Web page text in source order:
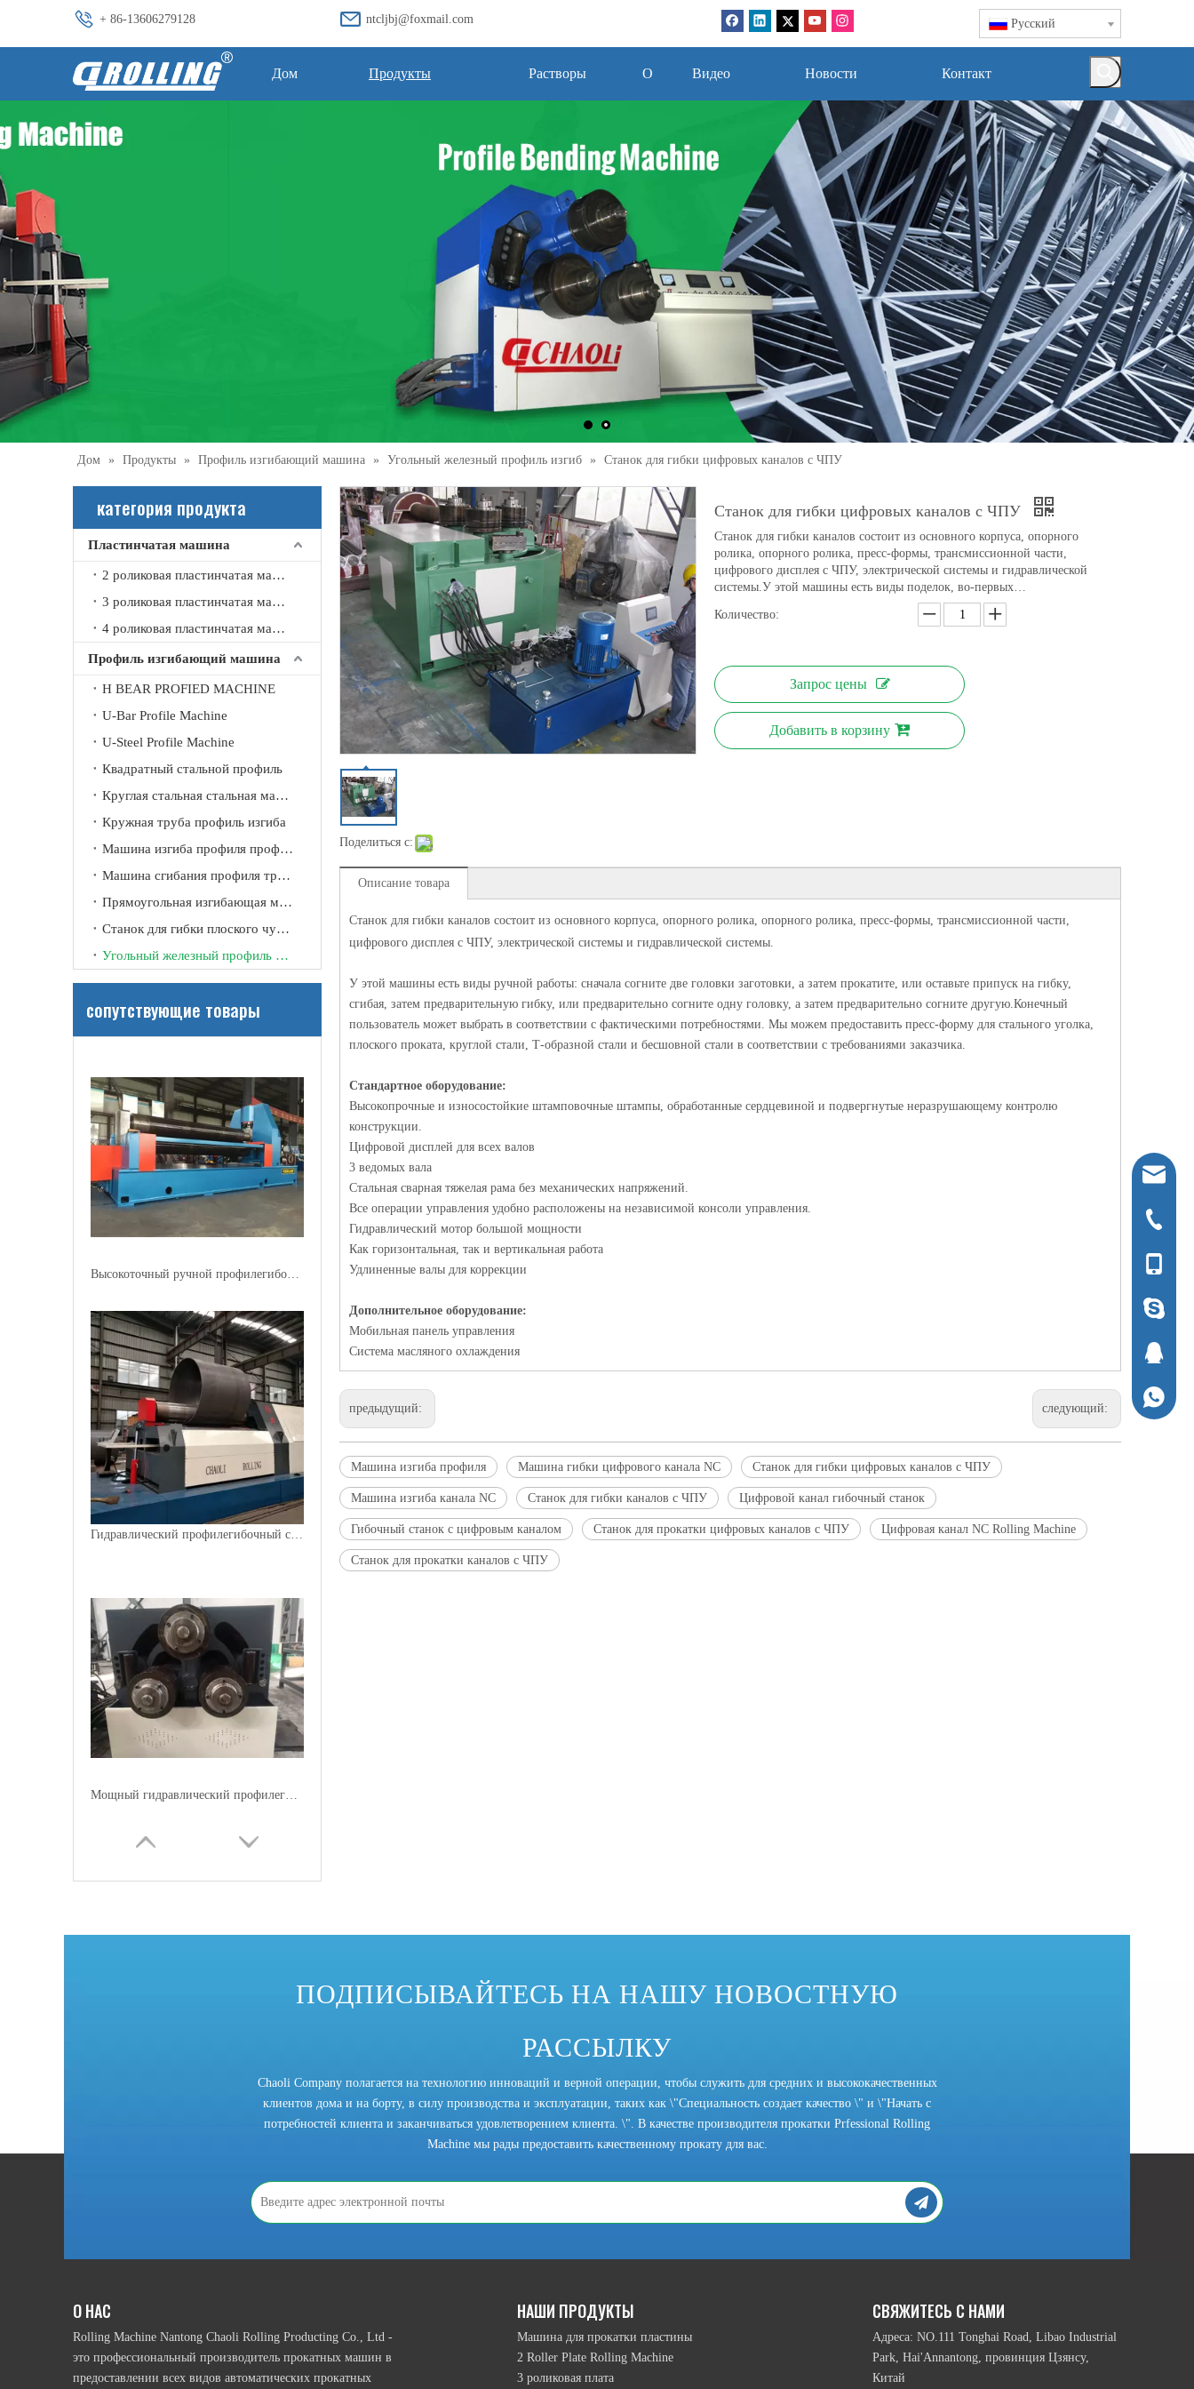
+ 86-13606279128 ntcljbj@foxmail.com Pусский
Дом Продукты Растворы О Видео Новости Контакт
Дом » Продукты » Профиль изгибающий машина » Угольный железный профиль изгиб » Станок для гибки цифровых каналов с ЧПУ
категория продукта
Пластинчатая машина
2 роликовая пластинчатая машина
3 роликовая пластинчатая машина
4 роликовая пластинчатая машина
Профиль изгибающий машина
H BEAR PROFIED MACHINE
U-Bar Profile Machine
U-Steel Profile Machine
Квадратный стальной профиль
Круглая стальная стальная машина изгиба
Кружная труба профиль изгиба
Машина изгиба профиля профиля канала
Машина сгибания профиля трубки
Прямоугольная изгибающая машина
Станок для гибки плоского чугунного профиля
Угольный железный профиль изгиб
сопутствующие товары
Высокоточный ручной профилегибочный станок W24
Гидравлический профилегибочный станок с 4 роликами
Мощный гидравлический профилегибочный станок для экструзии
Поделиться с:
Станок для гибки цифровых каналов с ЧПУ
Станок для гибки каналов состоит из основного корпуса, опорного
ролика, опорного ролика, пресс-формы, трансмиссионной части,
цифрового дисплея с ЧПУ, электрической системы и гидравлической
системы.У этой машины есть виды поделок, во-первых…
Количество:
Запрос цены
Добавить в корзину
Описание товара
Станок для гибки каналов состоит из основного корпуса, опорного ролика, опорного ролика, пресс-формы, трансмиссионной части,
цифрового дисплея с ЧПУ, электрической системы и гидравлической системы.
У этой машины есть виды ручной работы: сначала согните две головки заготовки, а затем прокатите, или оставьте припуск на гибку,
сгибая, затем предварительную гибку, или предварительно согните одну головку, а затем предварительно согните другую.Конечный
пользователь может выбрать в соответствии с фактическими потребностями. Мы можем предоставить пресс-форму для стального уголка,
плоского проката, круглой стали, Т-образной стали и бесшовной стали в соответствии с требованиями заказчика.
Стандартное оборудование:
Высокопрочные и износостойкие штамповочные штампы, обработанные сердцевиной и подвергнутые неразрушающему контролю
конструкции.
Цифровой дисплей для всех валов
3 ведомых вала
Стальная сварная тяжелая рама без механических напряжений.
Все операции управления удобно расположены на независимой консоли управления.
Гидравлический мотор большой мощности
Как горизонтальная, так и вертикальная работа
Удлиненные валы для коррекции
Дополнительное оборудование:
Мобильная панель управления
Система масляного охлаждения
предыдущий: следующий:
Машина изгиба профиля Машина гибки цифрового канала NC Станок для гибки цифровых каналов с ЧПУ
Машина изгиба канала NC Станок для гибки каналов с ЧПУ Цифровой канал гибочный станок
Гибочный станок с цифровым каналом Станок для прокатки цифровых каналов с ЧПУ Цифровая канал NC Rolling Machine
Станок для прокатки каналов с ЧПУ
ПОДПИСЫВАЙТЕСЬ НА НАШУ НОВОСТНУЮ
РАССЫЛКУ
Chaoli Company полагается на технологию инноваций и верной операции, чтобы служить для средних и высококачественных
клиентов дома и на борту, в силу производства и эксплуатации, таких как \"Специальность создает качество \" и \"Начать с
потребностей клиента и заканчиваться удовлетворением клиента. \". В качестве производителя прокатки Prfessional Rolling
Machine мы рады предоставить качественному прокату для вас.
О НАС
Rolling Machine Nantong Chaoli Rolling Producting Co., Ltd -
это профессиональный производитель прокатных машин в
предоставлении всех видов автоматических прокатных
НАШИ ПРОДУКТЫ
Машина для прокатки пластины
2 Roller Plate Rolling Machine
3 роликовая плата
СВЯЖИТЕСЬ С НАМИ
Адреса: NO.111 Tonghai Road, Libao Industrial
Park, Hai'Annantong, провинция Цзянсу,
Китай
+ 86-
+ 86-